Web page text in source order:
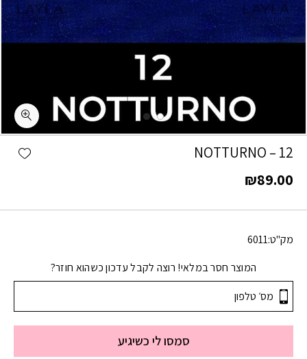
12 – NOTTURNO
₪89.00
מק"ט:6011
המוצר חסר במלאי! רוצה לקבל עדכון כשהוא חוזר?
סמסו לי כשיגיע